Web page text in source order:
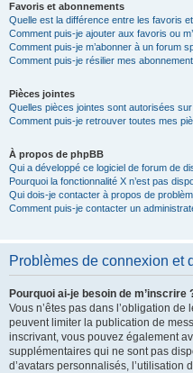
Favoris et abonnements
Quelle est la différence entre les favoris
Comment puis-je ajouter aux favoris ou
Comment puis-je m’abonner à un forum
Comment puis-je résilier mes
Pièces jointes
Quelles pièces jointes sont autorisées
Comment puis-je retrouver toutes mes
À propos de phpBB
Qui a développé ce logiciel de forum de
Pourquoi la fonctionnalité X n’est pas
Qui dois-je contacter à propos de
Comment puis-je contacter un
Problèmes de connexion et
Pourquoi ai-je besoin de m’inscrire
Vous n’êtes pas dans l’obligation
peuvent limiter la publication de
inscrivant, vous pouvez également
supplémentaires qui ne sont pas
d’avatars personnalisés, l’utilisation